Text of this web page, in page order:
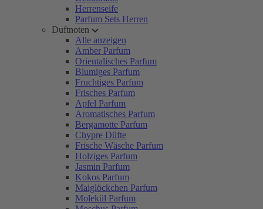
Herrenseife
Parfum Sets Herren
Duftnoten
Alle anzeigen
Amber Parfum
Orientalisches Parfum
Blumiges Parfum
Fruchtiges Parfum
Frisches Parfum
Apfel Parfum
Aromatisches Parfum
Bergamotte Parfum
Chypre Düfte
Frische Wäsche Parfum
Holziges Parfum
Jasmin Parfum
Kokos Parfum
Maiglöckchen Parfum
Molekül Parfum